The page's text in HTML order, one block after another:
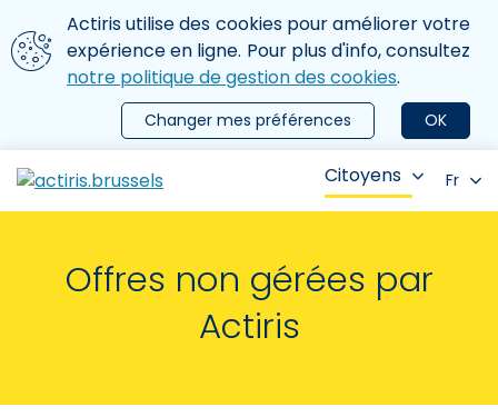
Aller au contenu principal
Nous utilisons des cookies
Actiris utilise des cookies pour améliorer votre
expérience en ligne. Pour plus d'info, consultez
notre politique de gestion des cookies.
OK
Changer mes préférences
le menu
Citoyens Fr
Offres non gérées par
Actiris